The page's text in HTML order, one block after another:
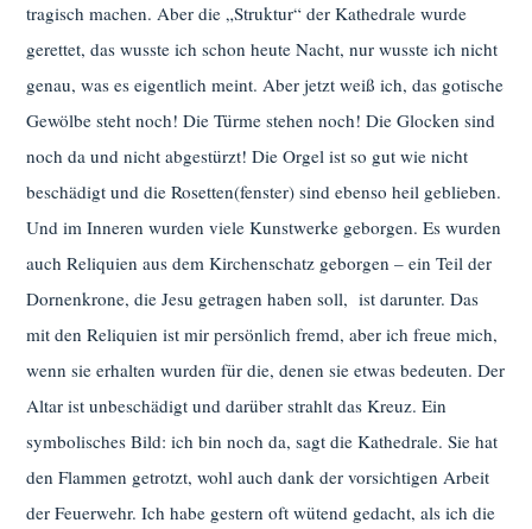
tragisch machen. Aber die „Struktur“ der Kathedrale wurde
gerettet, das wusste ich schon heute Nacht, nur wusste ich nicht
genau, was es eigentlich meint. Aber jetzt weiß ich, das gotische
Gewölbe steht noch! Die Türme stehen noch! Die Glocken sind
noch da und nicht abgestürzt! Die Orgel ist so gut wie nicht
beschädigt und die Rosetten(fenster) sind ebenso heil geblieben.
Und im Inneren wurden viele Kunstwerke geborgen. Es wurden
auch Reliquien aus dem Kirchenschatz geborgen – ein Teil der
Dornenkrone, die Jesu getragen haben soll, ist darunter. Das
mit den Reliquien ist mir persönlich fremd, aber ich freue mich,
wenn sie erhalten wurden für die, denen sie etwas bedeuten. Der
Altar ist unbeschädigt und darüber strahlt das Kreuz. Ein
symbolisches Bild: ich bin noch da, sagt die Kathedrale. Sie hat
den Flammen getrotzt, wohl auch dank der vorsichtigen Arbeit
der Feuerwehr. Ich habe gestern oft wütend gedacht, als ich die